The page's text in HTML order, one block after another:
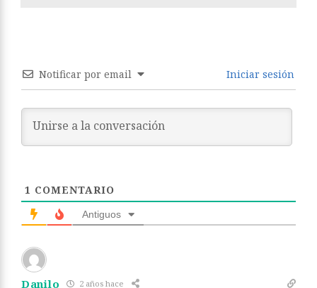
Notificar por email Iniciar sesión
1 COMENTARIO
Antiguos
Danilo 2 años hace